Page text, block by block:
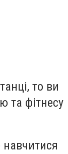
то ви
та фітнесу